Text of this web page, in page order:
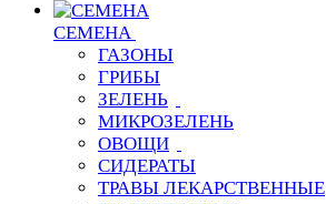
СЕМЕНА
ГАЗОНЫ
ГРИБЫ
ЗЕЛЕНЬ
МИКРОЗЕЛЕНЬ
ОВОЩИ
СИДЕРАТЫ
ТРАВЫ ЛЕКАРСТВЕННЫЕ